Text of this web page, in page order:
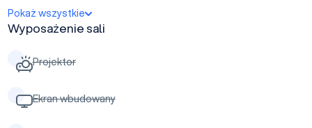
Pokaż wszystkie
Wyposażenie sali
Projektor
Ekran wbudowany